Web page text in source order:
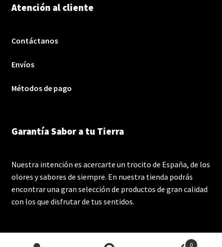
Atención al cliente
Contáctanos
Envíos
Métodos de pago
Garantía Sabor a tu Tierra
Nuestra intención es acercarte un trocito de España, de los
olores y sabores de siempre. En nuestra tienda podrás
encontrar una gran selección de productos de gran calidad
con los que disfrutar de tus sentidos.
0